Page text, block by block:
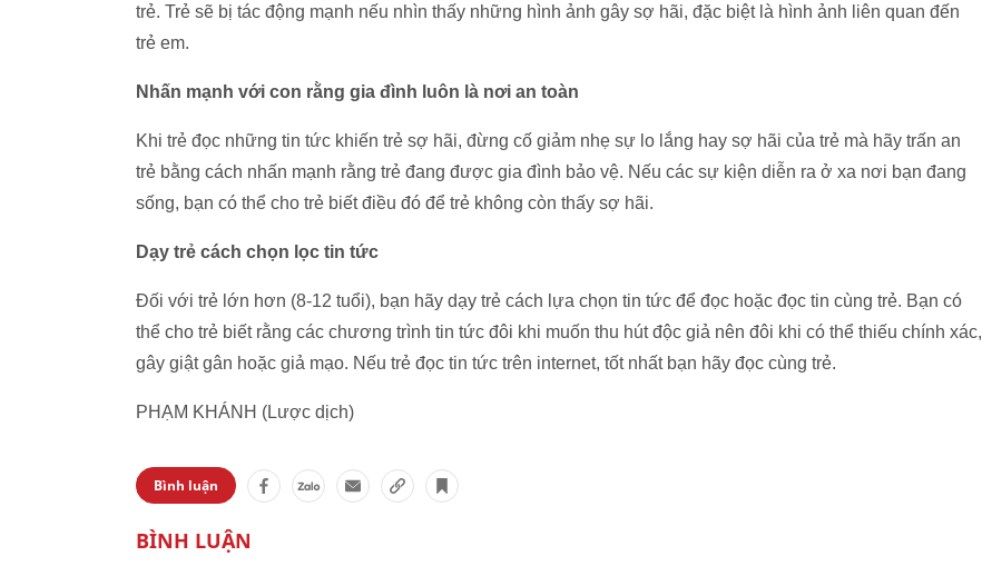
trẻ. Trẻ sẽ bị tác động mạnh nếu nhìn thấy những hình ảnh gây sợ hãi, đặc biệt là hình ảnh liên quan đến
trẻ em.
Nhấn mạnh với con rằng gia đình luôn là nơi an toàn
Khi trẻ đọc những tin tức khiến trẻ sợ hãi, đừng cố giảm nhẹ sự lo lắng hay sợ hãi của trẻ mà hãy trấn an
trẻ bằng cách nhấn mạnh rằng trẻ đang được gia đình bảo vệ. Nếu các sự kiện diễn ra ở xa nơi bạn đang
sống, bạn có thể cho trẻ biết điều đó để trẻ không còn thấy sợ hãi.
Dạy trẻ cách chọn lọc tin tức
Đối với trẻ lớn hơn (8-12 tuổi), bạn hãy dạy trẻ cách lựa chọn tin tức để đọc hoặc đọc tin cùng trẻ. Bạn có
thể cho trẻ biết rằng các chương trình tin tức đôi khi muốn thu hút độc giả nên đôi khi có thể thiếu chính xác,
gây giật gân hoặc giả mạo. Nếu trẻ đọc tin tức trên internet, tốt nhất bạn hãy đọc cùng trẻ.
PHẠM KHÁNH (Lược dịch)
Bình luận